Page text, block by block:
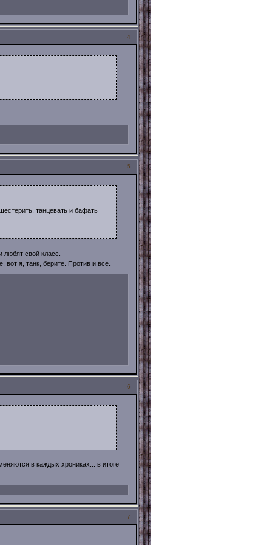
4
5
танцевать и бафать
свой класс.
вот я, танк, берите. Против и все.
6
в каждых хрониках... в итоге
7